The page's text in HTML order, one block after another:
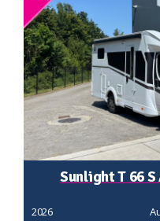
Sunlight T 66
2026